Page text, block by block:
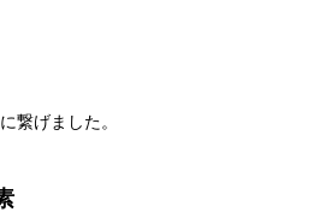
繋げました。